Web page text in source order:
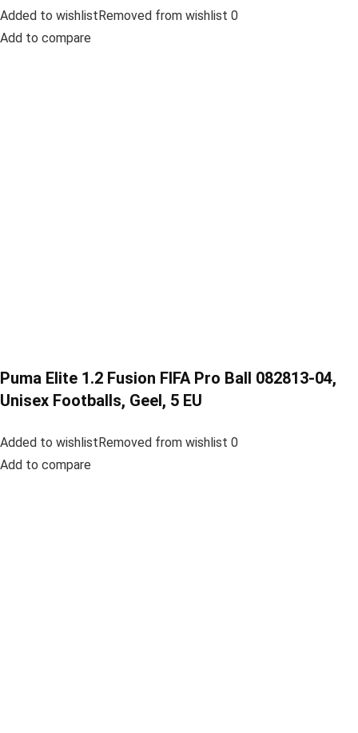
Added to wishlistRemoved from wishlist 0
Add to compare
Puma Elite 1.2 Fusion FIFA Pro Ball 082813-04,
Unisex Footballs, Geel, 5 EU
Added to wishlistRemoved from wishlist 0
Add to compare